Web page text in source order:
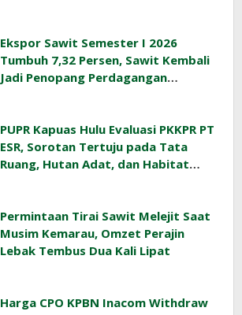
Ekspor Sawit Semester I 2026
Tumbuh 7,32 Persen, Sawit Kembali
Jadi Penopang Perdagangan
PUPR Kapuas Hulu Evaluasi PKKPR PT
ESR, Sorotan Tertuju pada Tata
Ruang, Hutan Adat, dan Habitat
Permintaan Tirai Sawit Melejit Saat
Musim Kemarau, Omzet Perajin
Lebak Tembus Dua Kali Lipat
Harga CPO KPBN Inacom Withdraw